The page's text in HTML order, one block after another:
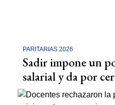
PARITARIAS 2026
Sadir impone un
salarial y da por